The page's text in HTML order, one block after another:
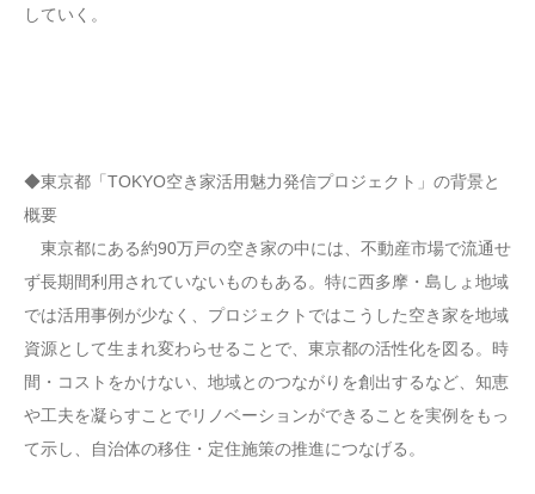
していく。
◆東京都「TOKYO空き家活用魅力発信プロジェクト」の背景と
概要
東京都にある約90万戸の空き家の中には、不動産市場で流通せ
ず長期間利用されていないものもある。特に西多摩・島しょ地域
では活用事例が少なく、プロジェクトではこうした空き家を地域
資源として生まれ変わらせることで、東京都の活性化を図る。時
間・コストをかけない、地域とのつながりを創出するなど、知恵
や工夫を凝らすことでリノベーションができることを実例をもっ
て示し、自治体の移住・定住施策の推進につなげる。